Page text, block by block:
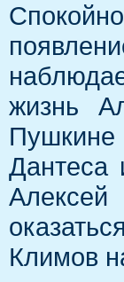
жизнь
Пушкине
Дантеса
Климов